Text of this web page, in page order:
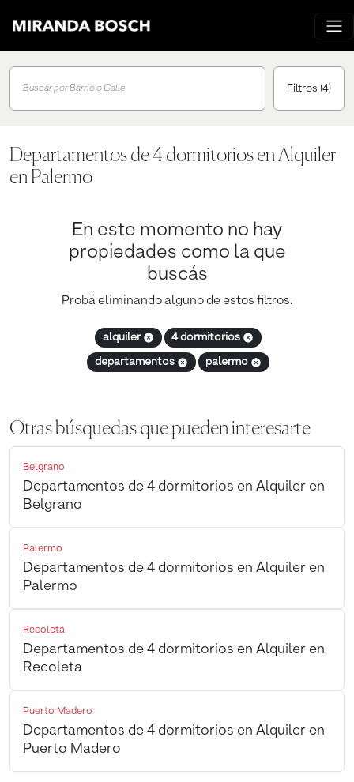
Buscar por Barrio o Calle Filtros (4)
Departamentos de 4 dormitorios en Alquiler
en Palermo
En este momento no hay
propiedades como la que
buscás
Probá eliminando alguno de estos filtros.
alquiler 4 dormitorios
departamentos palermo
Otras búsquedas que pueden interesarte
Belgrano
Departamentos de 4 dormitorios en Alquiler en
Belgrano
Palermo
Departamentos de 4 dormitorios en Alquiler en
Palermo
Recoleta
Departamentos de 4 dormitorios en Alquiler en
Recoleta
Puerto Madero
Departamentos de 4 dormitorios en Alquiler en
Puerto Madero